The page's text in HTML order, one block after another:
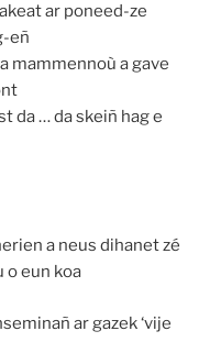
ar poneed-ze
eñ
mammennoù a gave
da … da skeiñ hag e
a neus dihanet zé
o eun koa
ar gazek ‘vije